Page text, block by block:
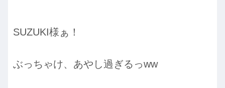
SUZUKI様ぁ！
ぶっちゃけ、あやし過ぎるっww